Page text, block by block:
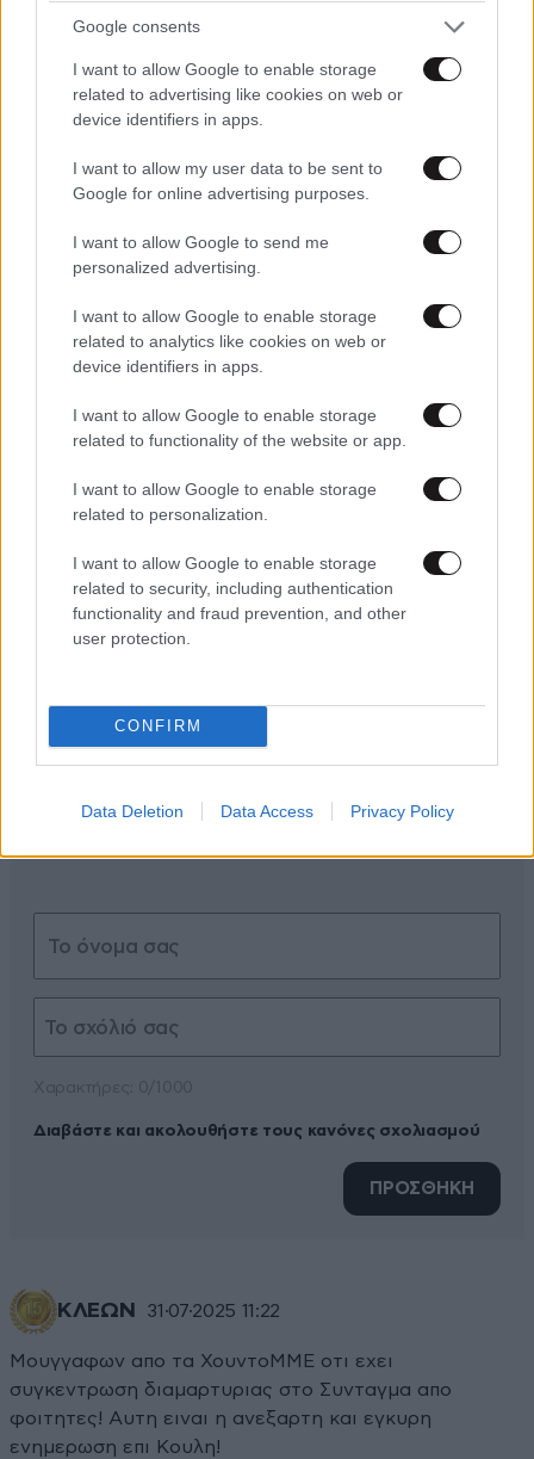
Google consents
I want to allow Google to enable storage
related to advertising like cookies on web or
device identifiers in apps.
I want to allow my user data to be sent to
Google for online advertising purposes.
I want to allow Google to send me
personalized advertising.
I want to allow Google to enable storage
related to analytics like cookies on web or
device identifiers in apps.
I want to allow Google to enable storage
related to functionality of the website or app.
I want to allow Google to enable storage
related to personalization.
I want to allow Google to enable storage
related to security, including authentication
functionality and fraud prevention, and other
user protection.
CONFIRM
Data Deletion Data Access Privacy Policy
και μάθετε πρώτοι όλες τις ειδήσεις
ΣΧΌΛΙΑ ΑΝΑΓΝΩΣΤΏΝ
ΠΡΟΣΘΕΣΤΕ ΤΟ ΣΧΟΛΙΟ ΣΑΣ
Διαβάστε και ακολουθήστε τους κανόνες σχολιασμού
ΠΡΟΣΘΗΚΗ
KΛΕΩΝ 31·07·2025 11:22
Moυγγαφων απο τα ΧουντοΜΜΕ οτι εχει
συγκεντρωση διαμαρτυριας στο Συνταγμα απο
φοιτητες! Αυτη ειναι η ανεξαρτη και εγκυρη
ενημερωση επι Κουλη!